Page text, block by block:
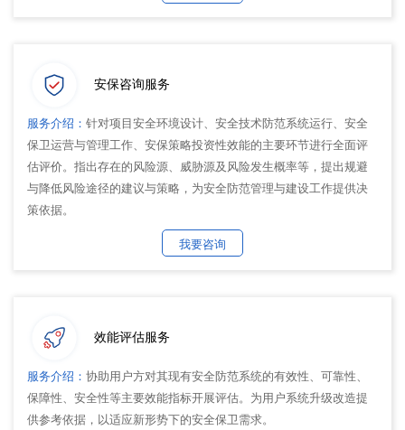
安保咨询服务
服务介绍： 针对项目安全环境设计、安全技术防范系统运行、安全
保卫运营与管理工作、安保策略投资性效能的主要环节进行全面评
估评价。指出存在的风险源、威胁源及风险发生概率等，提出规避
与降低风险途径的建议与策略，为安全防范管理与建设工作提供决
策依据。
我要咨询
效能评估服务
服务介绍： 协助用户方对其现有安全防范系统的有效性、可靠性、
保障性、安全性等主要效能指标开展评估。为用户系统升级改造提
供参考依据，以适应新形势下的安全保卫需求。